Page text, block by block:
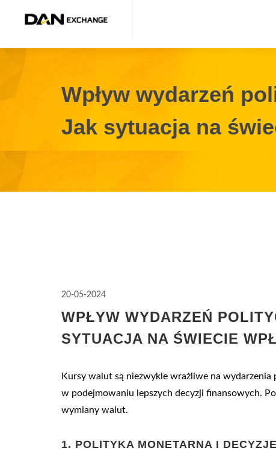
Wpływ wydarzeń
Jak sytuacja na
20-05-2024
WPŁYW WYDARZEŃ
SYTUACJA NA ŚWIECIE
Kursy walut są niezwykle wrażliwe na
w podejmowaniu lepszych decyzji finansowych.
wymiany walut.
1. POLITYKA MONETARNA I